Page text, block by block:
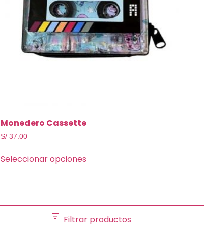
Monedero Cassette
S/37.00
Seleccionar opciones
Filtrar productos